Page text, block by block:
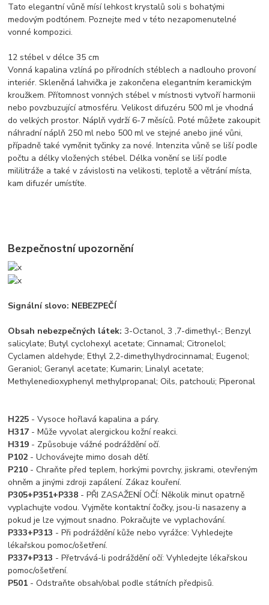
Tato elegantní vůně mísí lehkost krystalů soli s bohatými
medovým podtónem. Poznejte med v této nezapomenutelné
vonné kompozici.
12 stébel v délce 35 cm
Vonná kapalina vzlíná po přírodních stéblech a nadlouho provoní
interiér. Skleněná lahvička je zakončena elegantním keramickým
kroužkem. Přítomnost vonných stébel v místnosti vytvoří harmonii
nebo povzbuzující atmosféru. Velikost difuzéru 500 ml je vhodná
do velkých prostor. Náplň vydrží 6-7 měsíců. Poté můžete zakoupit
náhradní náplň 250 ml nebo 500 ml ve stejné anebo jiné vůni,
případně také vyměnit tyčinky za nové. Intenzita vůně se liší podle
počtu a délky vložených stébel. Délka vonění se liší podle
mililitráže a také v závislosti na velikosti, teplotě a větrání místa,
kam difuzér umístíte.
Bezpečnostní upozornění
Signální slovo: NEBEZPEČÍ
Obsah nebezpečných látek: 3-Octanol, 3 ,7-dimethyl-; Benzyl
salicylate; Butyl cyclohexyl acetate; Cinnamal; Citronelol;
Cyclamen aldehyde; Ethyl 2,2-dimethylhydrocinnamal; Eugenol;
Geraniol; Geranyl acetate; Kumarin; Linalyl acetate;
Methylenedioxyphenyl methylpropanal; Oils, patchouli; Piperonal
H225 - Vysoce hořlavá kapalina a páry.
H317 - Může vyvolat alergickou kožní reakci.
H319 - Způsobuje vážné podráždění očí.
P102 - Uchovávejte mimo dosah dětí.
P210 - Chraňte před teplem, horkými povrchy, jiskrami, otevřeným
ohněm a jinými zdroji zapálení. Zákaz kouření.
P305+P351+P338 - PŘI ZASAŽENÍ OČÍ: Několik minut opatrně
vyplachujte vodou. Vyjměte kontaktní čočky, jsou-li nasazeny a
pokud je lze vyjmout snadno. Pokračujte ve vyplachování.
P333+P313 - Při podráždění kůže nebo vyrážce: Vyhledejte
lékařskou pomoc/ošetření.
P337+P313 - Přetrvává-li podráždění očí: Vyhledejte lékařskou
pomoc/ošetření.
P501 - Odstraňte obsah/obal podle státních předpisů.